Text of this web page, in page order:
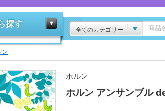
探す
全てのカテゴリー
ン
ホルン
ホルン アンサンブル